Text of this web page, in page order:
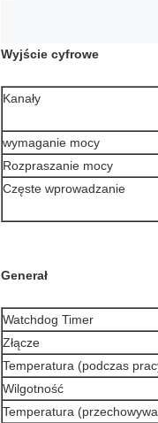
Wyjście cyfrowe
Kanały
wymaganie mocy
Rozpraszanie mocy
Częste wprowadzanie
Generał
Watchdog Timer
Złącze
Temperatura (podczas
Wilgotność
Temperatura